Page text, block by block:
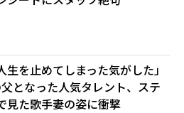
生を止めてしまった気がした」
となった人気タレント、ステ
見た歌手妻の姿に衝撃